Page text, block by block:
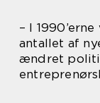
– I
antallet af
ændret